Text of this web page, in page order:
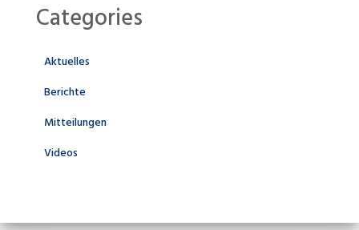
Categories
Aktuelles
Berichte
Mitteilungen
Videos